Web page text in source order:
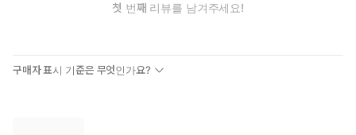
첫 번째 리뷰를 남겨주세요!
구매자 표시 기준은 무엇인가요?